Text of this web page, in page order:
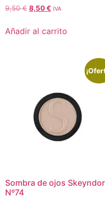
9,50€ 8,50€ IVA
Añadir al carrito
Sombra de ojos Skeyndor
Nº74